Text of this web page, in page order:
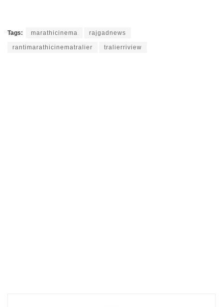
Tags: marathicinema rajgadnews
rantimarathicinematralier tralierriview